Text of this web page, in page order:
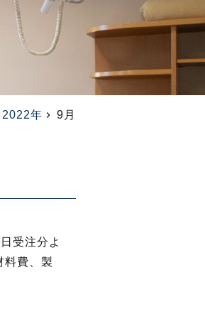
2022年 9月
受注分よ
料費、製